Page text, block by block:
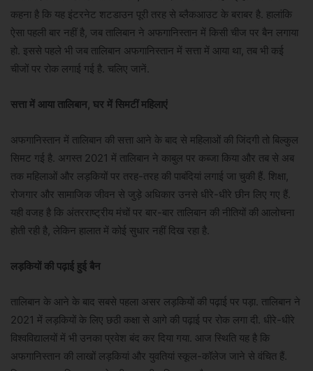
कहना है कि यह इंटरनेट शटडाउन पूरी तरह से ब्लैकआउट के बराबर है. हालांकि
ऐसा पहली बार नहीं है, जब तालिबान ने अफगानिस्तान में किसी चीज पर बैन लगाया
हो. इससे पहले भी जब तालिबान अफगानिस्तान में सत्ता में आया था, तब भी कई
चीजों पर रोक लगाई गई है. चलिए जानें.
सत्ता में आया तालिबान, घर में सिमटीं महिलाएं
अफगानिस्तान में तालिबान की सत्ता आने के बाद से महिलाओं की जिंदगी तो बिल्कुल
सिमट गई है. अगस्त 2021 में तालिबान ने काबुल पर कब्जा किया और तब से अब
तक महिलाओं और लड़कियों पर तरह-तरह की पाबंदियां लगाई जा चुकी हैं. शिक्षा,
रोजगार और सामाजिक जीवन से जुड़े अधिकार उनसे धीरे-धीरे छीन लिए गए हैं.
यही वजह है कि अंतरराष्ट्रीय मंचों पर बार-बार तालिबान की नीतियों की आलोचना
होती रही है, लेकिन हालात में कोई सुधार नहीं दिख रहा है.
लड़कियों की पढ़ाई हुई बैन
तालिबान के आने के बाद सबसे पहला असर लड़कियों की पढ़ाई पर पड़ा. तालिबान ने
2021 में लड़कियों के लिए छठी कक्षा से आगे की पढ़ाई पर रोक लगा दी. धीरे-धीरे
विश्वविद्यालयों में भी उनका प्रवेश बंद कर दिया गया. आज स्थिति यह है कि
अफगानिस्तान की लाखों लड़कियां और युवतियां स्कूल-कॉलेज जाने से वंचित हैं.